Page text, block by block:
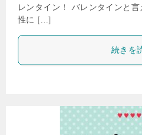
レンタイン！ バレンタインと
性に […]
続きを